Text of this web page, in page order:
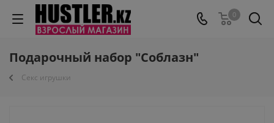
0
Подарочный набор "Соблазн"
Секс игрушки